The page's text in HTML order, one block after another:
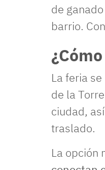
de
barrio.
La feria
de la
ciudad,
traslado.
La opción